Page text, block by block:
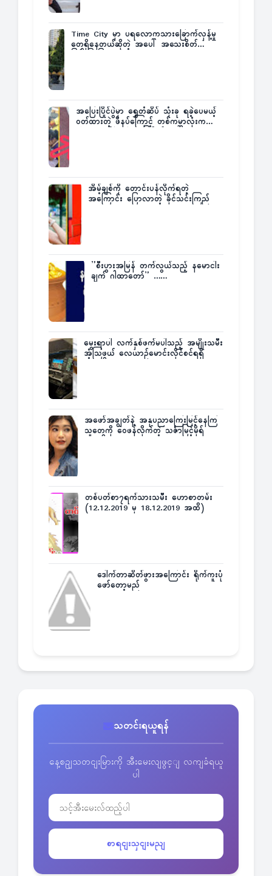
Time City မှာ ပရလောကသားခြောက်လှန့်မှု
တွေရှိနေတယ်ဆိုတဲ့ အပေါ် အသေးစိတ်
အပြေးပြိုင်ပွဲမှာ ရွှေတံဆိပ် သုံးခု ရခဲ့ပေမယ့်
ဝတ်ထားတဲ့ ဖိနပ်ကြောင့် တစ်ကမ္ဘာလုံးက
အိမ့်ချစ်ကို တောင်းပန်လိုက်ရတဲ့
အကြောင်း ပြောလာတဲ့ ခိုင်သင်းကြည်
”စီးပွားအမြန် တက်လွယ်သည့် နမောငါး
ချက် ဂါထာတော်” ……
မွေးရာပါ လက်နှစ်ဖက်မပါသည့် အမျိုးသမီး
အံ့သြဖွယ် လေယာဉ်မောင်းလိုင်စင်ရရှိ
အဖော်အချွတ်နဲ့ အနုပညာကြေးမြင့်နေကြ
သူတွေကို ဝေဖန်လိုက်တဲ့ သင်္ဇာမြင့်မိုရ်
တစ်ပတ်စာ၇ရက်သားသမီး ဟောစာတမ်း
(12.12.2019 မှ 18.12.2019 အထိ)
ဒေါက်တာဆိတ်ဖွားအကြောင်း ရိုက်ကူးပုံ
ဖော်တော့မည်
သတင်းရယူရန်
နေ့စဥျသတငျးမြားကို အီးမေးလျဖွင့ျ လကျခံရယူ
ပါ
စာရငျးသှငျးမညျ